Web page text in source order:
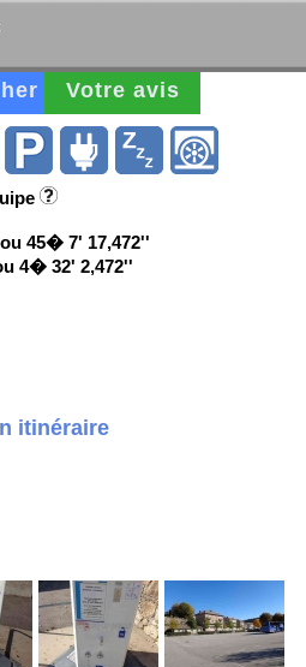
Votre avis
45� 7' 17,472''
4� 32' 2,472''
itinéraire